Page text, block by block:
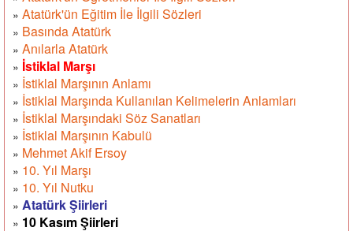
» Atatürk'ün Eğitim İle İlgili Sözleri
» Basında Atatürk
» Anılarla Atatürk
» İstiklal Marşı
» İstiklal Marşının Anlamı
» İstiklal Marşında Kullanılan Kelimelerin Anlamları
» İstiklal Marşındaki Söz Sanatları
» İstiklal Marşının Kabulü
» Mehmet Akif Ersoy
» 10. Yıl Marşı
» 10. Yıl Nutku
» Atatürk Şiirleri
» 10 Kasım Şiirleri